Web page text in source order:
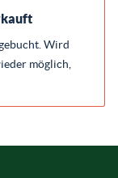
Wird
möglich,